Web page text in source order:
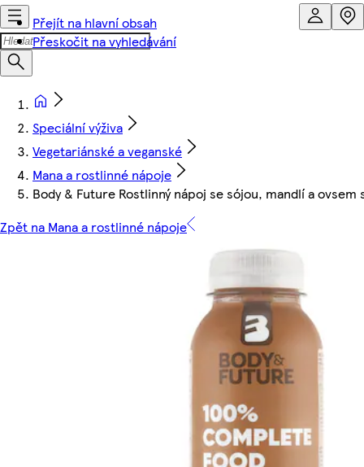
Přejít na hlavní obsah
Přeskočit na vyhledávání
Speciální výživa
Vegetariánské a veganské
Mana a rostlinné nápoje
Body & Future Rostlinný nápoj se sójou, mandlí a
Zpět na Mana a rostlinné nápoje